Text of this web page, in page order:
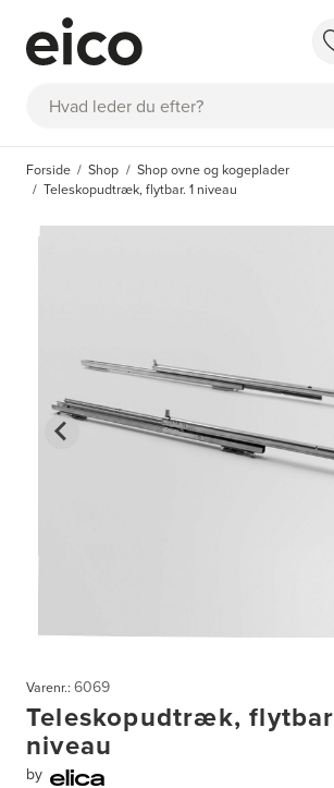
Søg
Forside Shop
Shop ovne og kogeplader
Teleskopudtræk, flytbar. 1 niveau
Varenr.: 6069
Teleskopudtræk,
niveau
by